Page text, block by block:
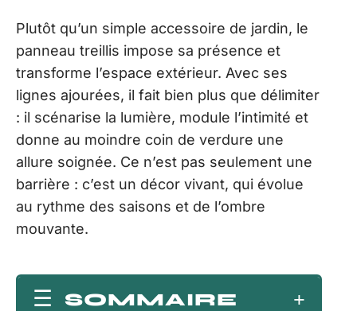
Plutôt qu’un simple accessoire de jardin, le
panneau treillis impose sa présence et
transforme l’espace extérieur. Avec ses
lignes ajourées, il fait bien plus que délimiter
: il scénarise la lumière, module l’intimité et
donne au moindre coin de verdure une
allure soignée. Ce n’est pas seulement une
barrière : c’est un décor vivant, qui évolue
au rythme des saisons et de l’ombre
mouvante.
SOMMAIRE